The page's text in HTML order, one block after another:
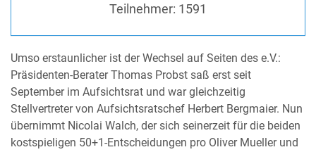
Teilnehmer: 1591
Umso erstaunlicher ist der Wechsel auf Seiten des e.V.:
Präsidenten-Berater Thomas Probst saß erst seit
September im Aufsichtsrat und war gleichzeitig
Stellvertreter von Aufsichtsratschef Herbert Bergmaier. Nun
übernimmt Nicolai Walch, der sich seinerzeit für die beiden
kostspieligen 50+1-Entscheidungen pro Oliver Mueller und